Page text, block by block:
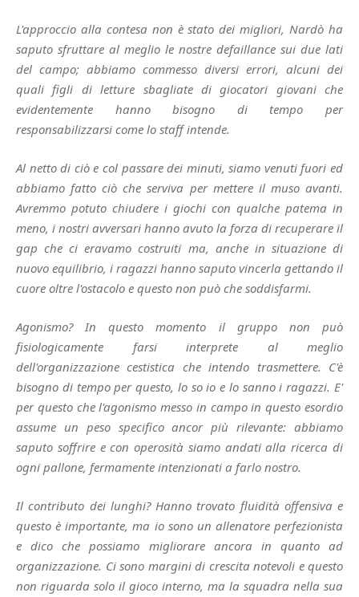
L'approccio alla contesa non è stato dei migliori, Nardò ha
saputo sfruttare al meglio le nostre defaillance sui due lati
del campo; abbiamo commesso diversi errori, alcuni dei
quali figli di letture sbagliate di giocatori giovani che
evidentemente hanno bisogno di tempo per
responsabilizzarsi come lo staff intende.
Al netto di ciò e col passare dei minuti, siamo venuti fuori ed
abbiamo fatto ciò che serviva per mettere il muso avanti.
Avremmo potuto chiudere i giochi con qualche patema in
meno, i nostri avversari hanno avuto la forza di recuperare il
gap che ci eravamo costruiti ma, anche in situazione di
nuovo equilibrio, i ragazzi hanno saputo vincerla gettando il
cuore oltre l'ostacolo e questo non può che soddisfarmi.
Agonismo? In questo momento il gruppo non può
fisiologicamente farsi interprete al meglio
dell'organizzazione cestistica che intendo trasmettere. C'è
bisogno di tempo per questo, lo so io e lo sanno i ragazzi. E'
per questo che l'agonismo messo in campo in questo esordio
assume un peso specifico ancor più rilevante: abbiamo
saputo soffrire e con operosità siamo andati alla ricerca di
ogni pallone, fermamente intenzionati a farlo nostro.
Il contributo dei lunghi? Hanno trovato fluidità offensiva e
questo è importante, ma io sono un allenatore perfezionista
e dico che possiamo migliorare ancora in quanto ad
organizzazione. Ci sono margini di crescita notevoli e questo
non riguarda solo il gioco interno, ma la squadra nella sua